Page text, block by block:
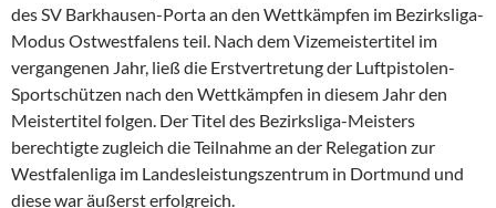
des SV Barkhausen-Porta an den Wettkämpfen im Bezirksliga-
Modus Ostwestfalens teil. Nach dem Vizemeistertitel im
vergangenen Jahr, ließ die Erstvertretung der Luftpistolen-
Sportschützen nach den Wettkämpfen in diesem Jahr den
Meistertitel folgen. Der Titel des Bezirksliga-Meisters
berechtigte zugleich die Teilnahme an der Relegation zur
Westfalenliga im Landesleistungszentrum in Dortmund und
diese war äußerst erfolgreich.